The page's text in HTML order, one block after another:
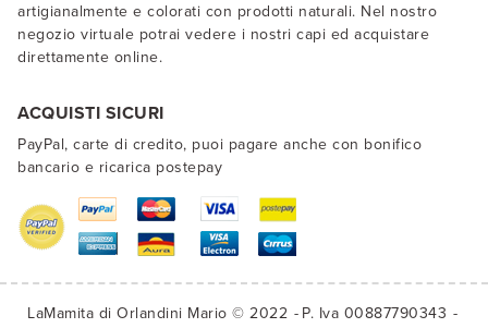
artigianalmente e colorati con prodotti naturali. Nel nostro
negozio virtuale potrai vedere i nostri capi ed acquistare
direttamente online.
ACQUISTI SICURI
PayPal, carte di credito, puoi pagare anche con bonifico
bancario e ricarica postepay
LaMamita di Orlandini Mario © 2022
P. Iva 00887790343